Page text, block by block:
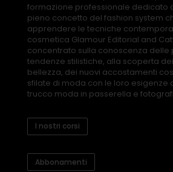
formazione professionale dedicato
pieno concetto del fashion system
apprendere le tecniche
cosmetica Glamour Editorial and
concentrato sulla conoscenza delle
tendenze stilistiche, alla scoperta
bellezza, dei nuovi accostamenti
sfilate di moda con le loro esigenze
trucco moda in passerella e
I nostri corsi
Abbonamenti